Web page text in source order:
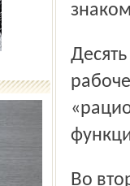
Десять спасателей решили с понедельника не покидать
Во вторник утром на рыбинских спасательных станциях по